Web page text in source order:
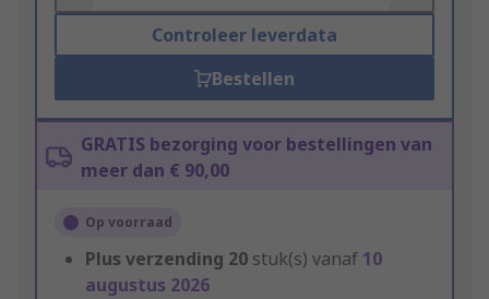
Controleer leverdata
Bestellen
GRATIS bezorging voor bestellingen van
meer dan € 90,00
Op voorraad
Plus verzending 20 stuk(s) vanaf 10
augustus 2026